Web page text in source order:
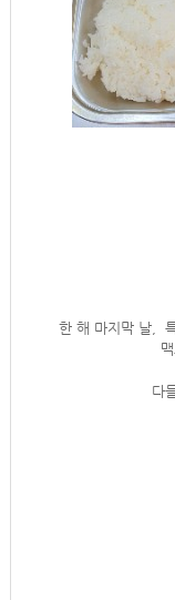
한 해 마지막 날,
다